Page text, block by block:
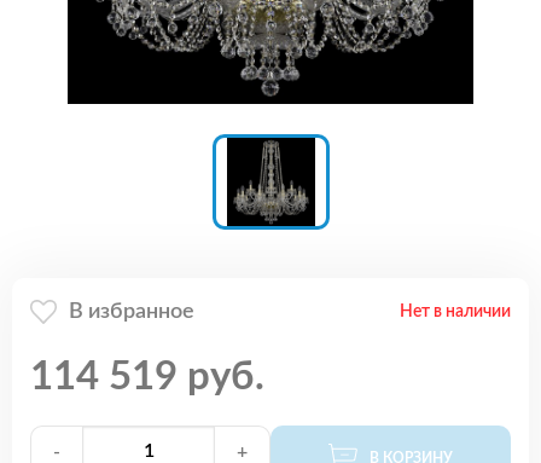
В избранное Нет в наличии
114 519 руб.
- + В КОРЗИНУ